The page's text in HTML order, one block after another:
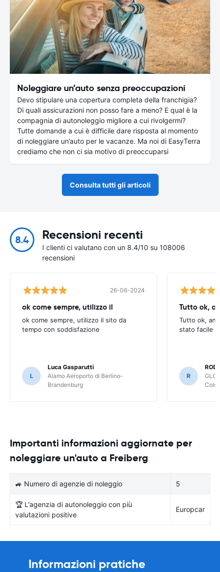
Noleggiare un’auto senza preoccupazioni
Devo stipulare una copertura completa della franchigia?
Di quali assicurazioni non posso fare a meno? E qual è la
compagnia di autonoleggio migliore a cui rivolgermi?
Tutte domande a cui è difficile dare risposta al momento
di noleggiare un’auto per le vacanze. Ma noi di EasyTerra
crediamo che non ci sia motivo di preoccuparsi
Consulta tutti gli articoli
8.4 Recensioni recenti
I clienti ci valutano con un 8.4/10 su 108006
recensioni
26-06-2024
ok come sempre, utilizzo il
ok come sempre, utilizzo il sito da
tempo con soddisfazione
L
Luca Gasparutti
Alamo Aeroporto di Berlino-
Brandenburg
Tutto ok,
Tutto ok,
stato facile
R
Importanti informazioni aggiornate per
noleggiare un'auto a Freiberg
🚙 Numero di agenzie di noleggio 5
🏆 L'agenzia di autonoleggio con più
valutazioni positive
Europcar
Informazioni pratiche